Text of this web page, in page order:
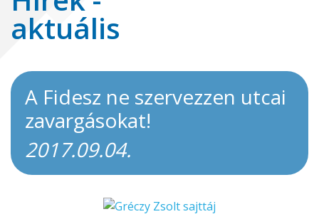
aktuális
A Fidesz ne szervezzen utcai
zavargásokat!
2017.09.04.